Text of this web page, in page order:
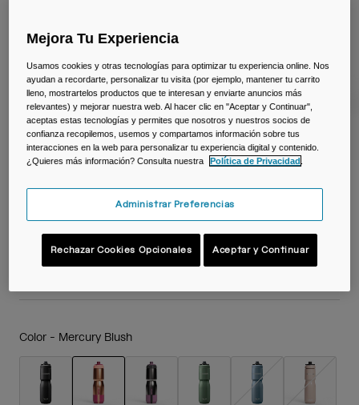
Bolsas Bici
Bolsas Hidratación
Accessorios
Ver todo
Bidón Podium® Steel 650 ml – acero
N.º de artículo38176-F58-OS
44,99 €
Color - Mercury Blush
Mejora Tu Experiencia
Usamos cookies y otras tecnologías para optimizar tu experiencia online. Nos
ayudan a recordarte, personalizar tu visita (por ejemplo, mantener tu carrito
lleno, mostrartelos productos que te interesan y enviarte anuncios más
relevantes) y mejorar nuestra web. Al hacer clic en "Aceptar y Continuar",
aceptas estas tecnologías y permites que nosotros y nuestros socios de
confianza recopilemos, usemos y compartamos información sobre tus
interacciones en la web para personalizar tu experiencia digital y contenido.
¿Quieres más información? Consulta nuestra
Política de Privacidad
Administrar Preferencias
Rechazar Cookies Opcionales Aceptar y Continuar